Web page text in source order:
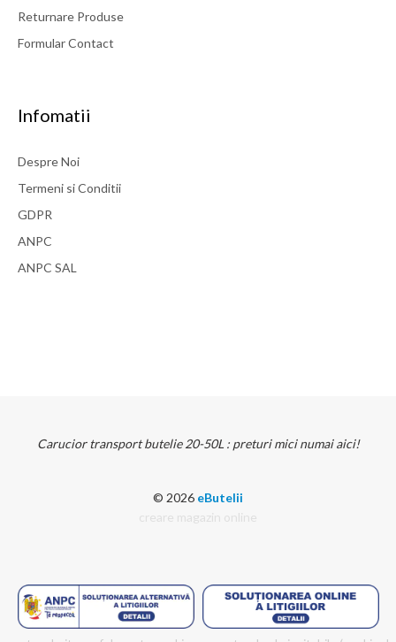
Returnare Produse
Formular Contact
Infomatii
Despre Noi
Termeni si Conditii
GDPR
ANPC
ANPC SAL
Carucior transport butelie 20-50L : preturi mici numai aici!
© 2026 eButelii
creare magazin online